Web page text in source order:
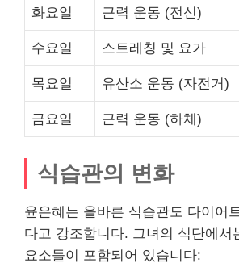
화요일 근력 운동 (전신)
수요일 스트레칭 및 요가
목요일 유산소 운동 (자전거)
금요일 근력 운동 (하체)
식습관의 변화
윤은혜는 올바른 식습관도 다이어
다고 강조합니다. 그녀의 식단에서
요소들이 포함되어 있습니다: